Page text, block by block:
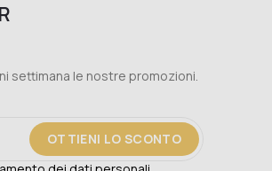
settimana le nostre promozioni.
OTTIENI LO SCONTO